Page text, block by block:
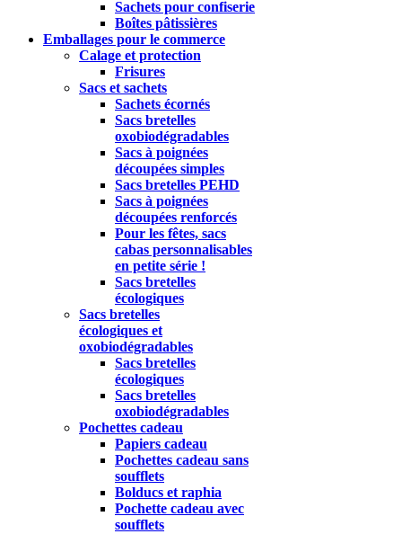
Sachets pour confiserie
Boîtes pâtissières
Emballages pour le commerce
Calage et protection
Frisures
Sacs et sachets
Sachets écornés
Sacs bretelles
oxobiodégradables
Sacs à poignées
découpées simples
Sacs bretelles PEHD
Sacs à poignées
découpées renforcés
Pour les fêtes, sacs
cabas personnalisables
en petite série !
Sacs bretelles
écologiques
Sacs bretelles
écologiques et
oxobiodégradables
Sacs bretelles
écologiques
Sacs bretelles
oxobiodégradables
Pochettes cadeau
Papiers cadeau
Pochettes cadeau sans
soufflets
Bolducs et raphia
Pochette cadeau avec
soufflets